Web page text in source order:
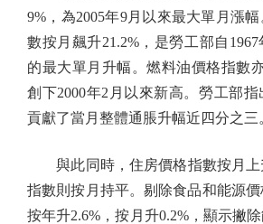
9%，為2005年9月以來最大單月漲
數按月飆升21.2%，是勞工部自
的最大單月升幅。燃料油價格指數
創下2000年2月以來新高。勞工部
貢獻了當月整體通脹升幅近四分之三
與此同時，住房價格指數按月上
指數則按月持平。剔除食品和能源
按年升2.6%，按月升0.2%，顯示撇